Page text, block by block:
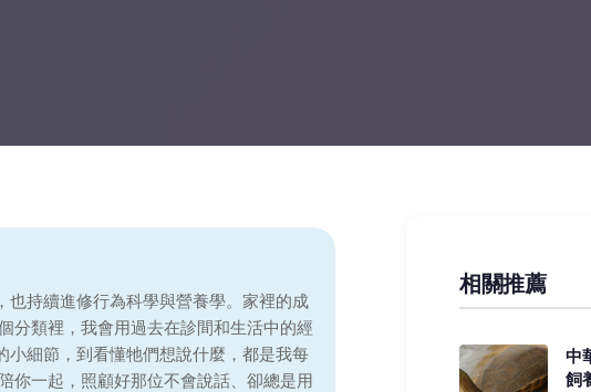
持續進修行為科學與營養學。家裡的成
分類裡，我會用過去在診間和生活中的經
細節，到看懂牠們想說什麼，都是我每
你一起，照顧好那位不會說話、卻總是用
相關推薦
中
飼